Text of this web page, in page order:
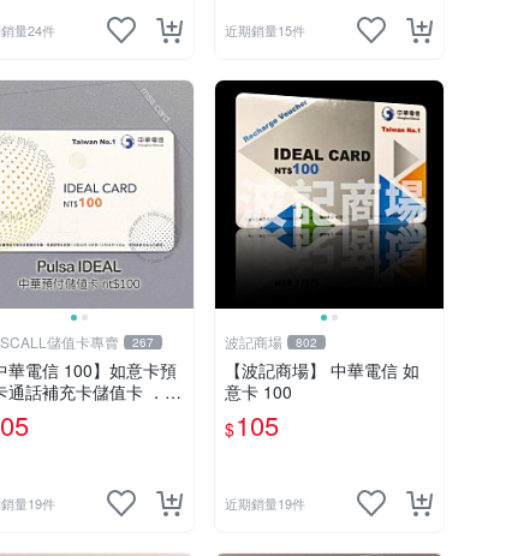
量24件 近期銷量15件
儲值卡專賣 267
華電信 100】如意卡預
通話補充卡儲值卡 ．C
IDEAL 100．門號
⚡MissCall儲值卡專賣
量19件
波記商場 802
【波記商場】 中華電信 如
意卡 100
$105
近期銷量19件